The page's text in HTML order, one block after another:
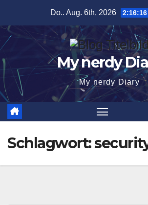
springen
Do.. Aug. 6th, 2026 2:16:16
My nerdy
My nerdy Diary
Schlagwort: